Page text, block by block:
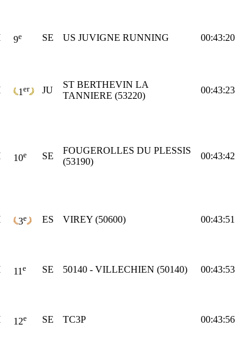
9e SE US JUVIGNE RUNNING 00:43:20
1 er JU
ST BERTHEVIN LA
TANNIERE (53220)
00:43:23
10e SE
FOUGEROLLES DU PLESSIS
(53190)
00:43:42
3e ES VIREY (50600) 00:43:51
11 e SE 50140 - VILLECHIEN (50140) 00:43:53
12e SE TC3P 00:43:56